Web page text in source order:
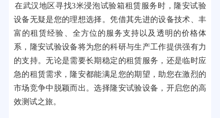
在武汉地区寻找3米浸泡试验箱租赁服务时，隆安试验
设备无疑是您的理想选择。凭借其先进的设备技术、丰
富的租赁经验、全方位的服务支持以及透明的价格体
系，隆安试验设备将为您的科研与生产工作提供强有力
的支持。无论是需要长期稳定的租赁服务，还是临时应
急的租赁需求，隆安都能满足您的期望，助您在激烈的
市场竞争中脱颖而出。选择隆安试验设备，开启您的高
效测试之旅。